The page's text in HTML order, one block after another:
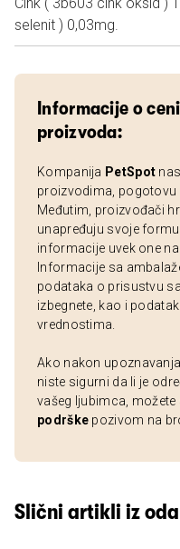
selenit ) 0,03mg.
Informacije o
proizvoda:
Kompanija PetSpot
proizvodima, pogotovu
Međutim, proizvođači
unapređuju svoje
informacije uvek one
Informacije sa
podataka o prisustvu
izbegnete, kao i
vrednostima.
Ako nakon
niste sigurni da li je
vašeg ljubimca, možete
podrške pozivom na
Slični artikli iz